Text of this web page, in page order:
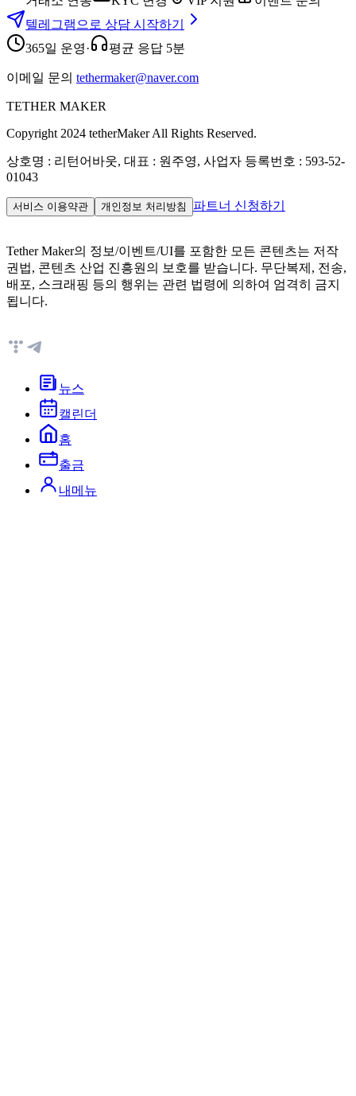
텔레그램으로 상담 시작하기
365일 운영· 평균 응답 5분
이메일 문의 tethermaker@naver.com
TETHER MAKER
Copyright 2024 tetherMaker All Rights Reserved.
상호명 : 리턴어바웃, 대표 : 원주영, 사업자 등록번호 : 593-52-
01043
서비스 이용약관 개인정보 처리방침 파트너 신청하기
Tether Maker의 정보/이벤트/UI를 포함한 모든 콘텐츠는 저작
권법, 콘텐츠 산업 진흥원의 보호를 받습니다. 무단복제, 전송,
배포, 스크래핑 등의 행위는 관련 법령에 의하여 엄격히 금지
됩니다.
뉴스
캘린더
홈
출금
내메뉴